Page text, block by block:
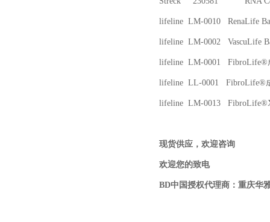
lifeline LM-0010 RenaLife
lifeline LM-0002 VascuLife
lifeline LM-0001 FibroLife®
lifeline LL-0001 FibroLife®
lifeline LM-0013
现货供应，欢迎咨询
欢迎您的致电
BD中国授权代理商：重庆华